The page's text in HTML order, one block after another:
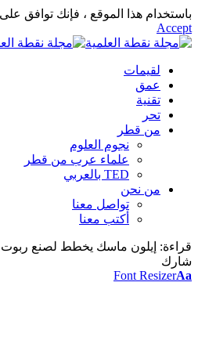
باستخدام هذا الموقع ، فإنك توافق على
Accept
لقيمات
عمق
تقنية
تحر
من قطر
نجوم العلوم
علماء عرب من قطر
TED بالعربي
من نحن
تواصل معنا
أكتب معنا
قراءة: إيلون ماسك يخطط لصنع ربوت
شارك
Font ResizerAa